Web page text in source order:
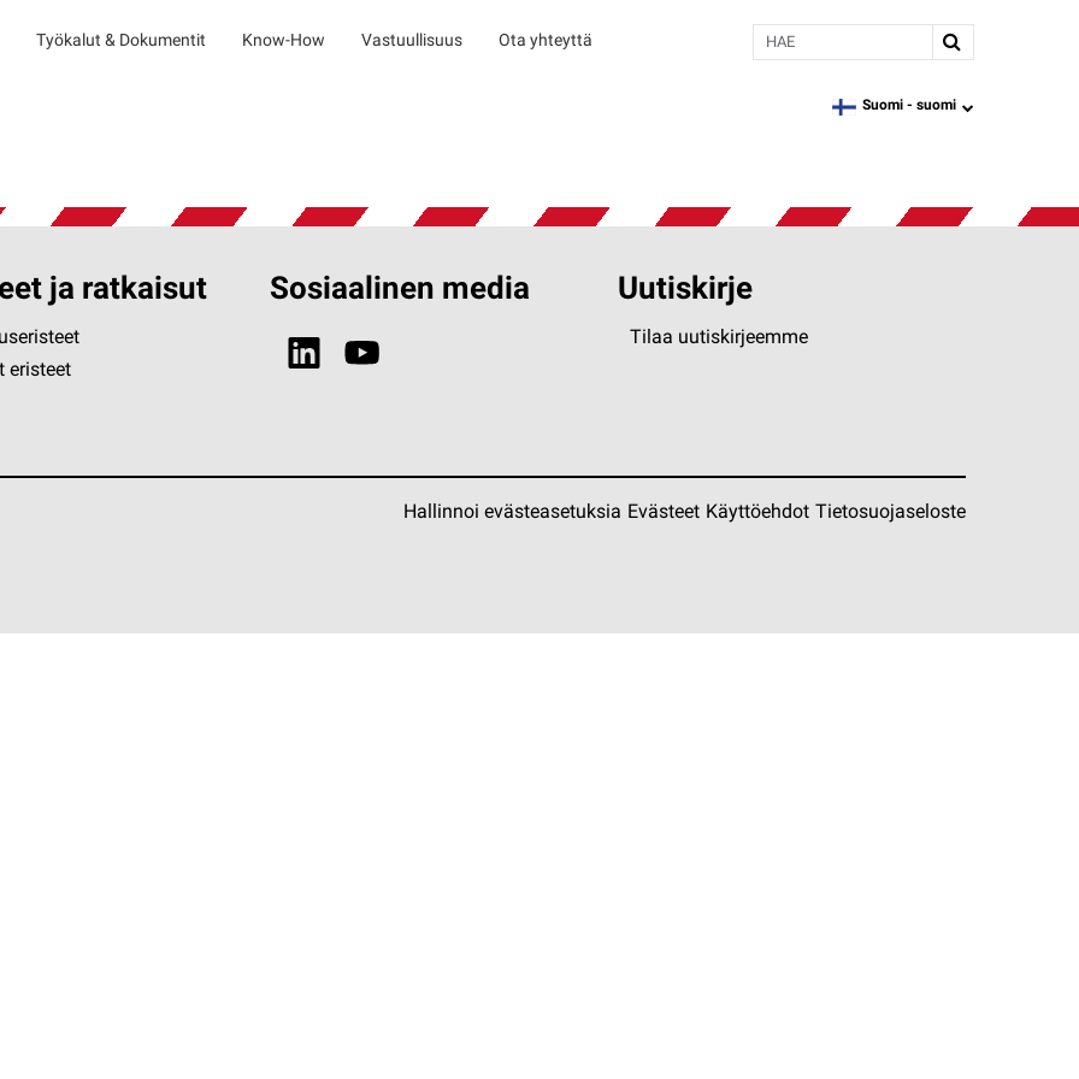
Työkalut & Dokumentit Know-How Vastuullisuus Ota yhteyttä Hae
language
Suomi - suomi
ja ratkaisut
eristeet
Sosiaalinen media Uutiskirje
Tilaa uutiskirjeemme
Hallinnoi evästeasetuksia Evästeet Käyttöehdot Tietosuojaseloste